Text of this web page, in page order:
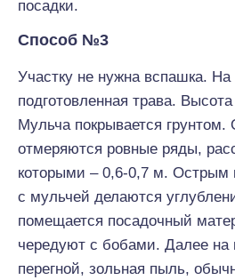
посадки.
Способ №3
Участку не нужна вспашка.
подготовленная трава.
Мульча покрывается грунтом.
отмеряются ровные ряды,
которыми – 0,6-0,7 м. Острым
с мульчей делаются
помещается посадочный
чередуют с бобами. Далее на
перегной, зольная пыль,